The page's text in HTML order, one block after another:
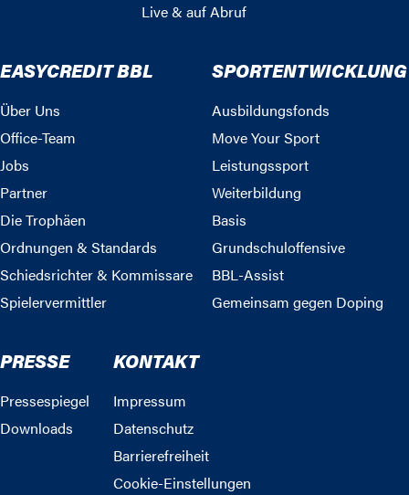
Live & auf Abruf
EASYCREDIT BBL
Über Uns
Office-Team
Jobs
Partner
Die Trophäen
Ordnungen & Standards
Schiedsrichter & Kommissare
Spielervermittler
SPORTENTWICKLUNG
Ausbildungsfonds
Move Your Sport
Leistungssport
Weiterbildung
Basis
Grundschuloffensive
BBL-Assist
Gemeinsam gegen Doping
PRESSE
Pressespiegel
Downloads
KONTAKT
Impressum
Datenschutz
Barrierefreiheit
Cookie-Einstellungen